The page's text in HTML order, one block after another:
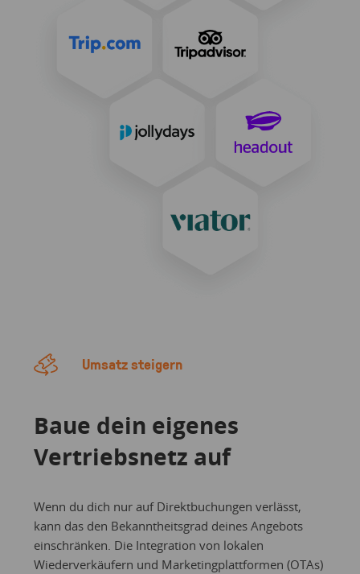
Umsatz steigern
Baue dein eigenes
Vertriebsnetz auf
Wenn du dich nur auf Direktbuchungen verlässt,
kann das den Bekanntheitsgrad deines Angebots
einschränken. Die Integration von lokalen
Wiederverkäufern und Marketingplattformen (OTAs)